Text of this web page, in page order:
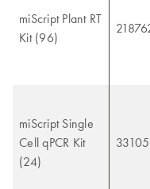
miScript Plant RT
Kit (96)
miScript Single
Cell qPCR Kit
(24)